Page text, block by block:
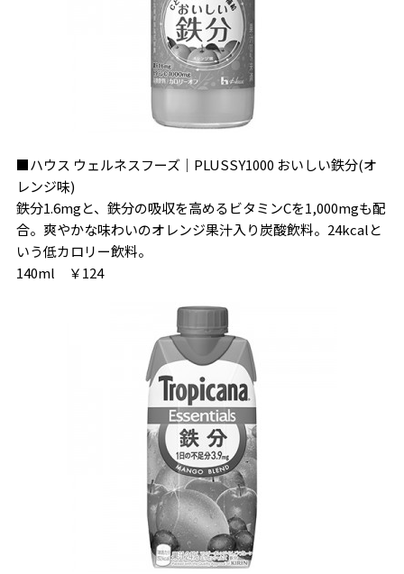
■ハウス ウェルネスフーズ｜PLUSSY1000 おいしい鉄分(オ
レンジ味)
鉄分1.6mgと、鉄分の吸収を高めるビタミンCを1,000mgも配
合。爽やかな味わいのオレンジ果汁入り炭酸飲料。24kcalと
いう低カロリー飲料。
140ml ￥124